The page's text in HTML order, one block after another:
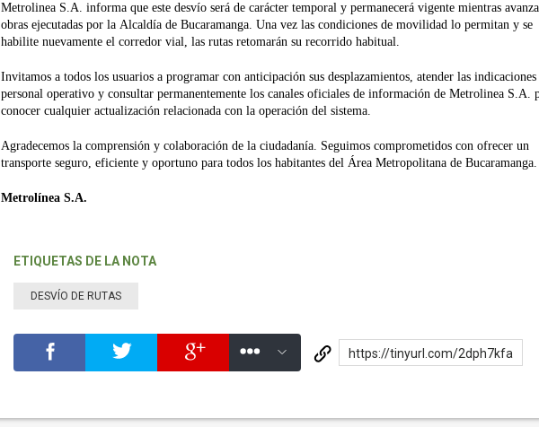
Metrolinea S.A. informa que este desvío será de carácter temporal y permanecerá vigente mientras
obras ejecutadas por la Alcaldía de Bucaramanga. Una vez las condiciones de movilidad lo permitan y se
habilite nuevamente el corredor vial, las rutas retomarán su recorrido habitual.
Invitamos a todos los usuarios a programar con anticipación sus desplazamientos, atender las indicaciones
personal operativo y consultar permanentemente los canales oficiales de información de Metrolinea S.A.
conocer cualquier actualización relacionada con la operación del sistema.
Agradecemos la comprensión y colaboración de la ciudadanía. Seguimos comprometidos con ofrecer un
transporte seguro, eficiente y oportuno para todos los habitantes del Área Metropolitana de Bucaramanga.
Metrolínea S.A.
ETIQUETAS DE LA NOTA
DESVÍO DE RUTAS
https://tinyurl.com/2dph7kfa